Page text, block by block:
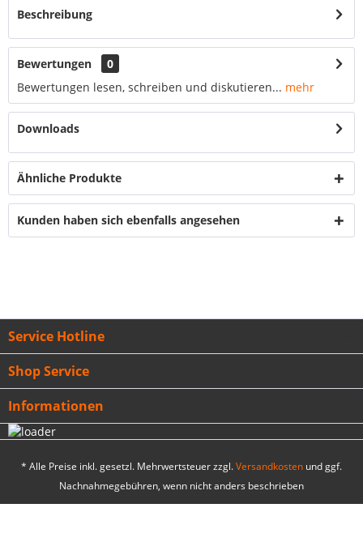
Beschreibung
Bewertungen
0
Bewertungen lesen, schreiben und diskutieren... mehr
Downloads
Ähnliche Produkte
Kunden haben sich ebenfalls angesehen
Service Hotline
Shop Service
Informationen
* Alle Preise inkl. gesetzl. Mehrwertsteuer zzgl.Versandkosten und ggf.
Nachnahmegebühren, wenn nicht anders beschrieben